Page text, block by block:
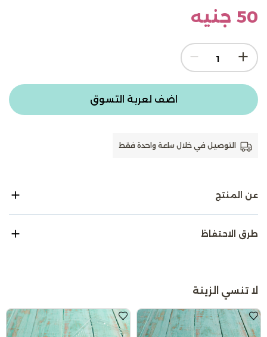
English
50 جنيه
اضف لعربة التسوق
التوصيل في خلال ساعة واحدة فقط
عن المنتج
طرق الاحتفاظ
لا تنسي الزينة